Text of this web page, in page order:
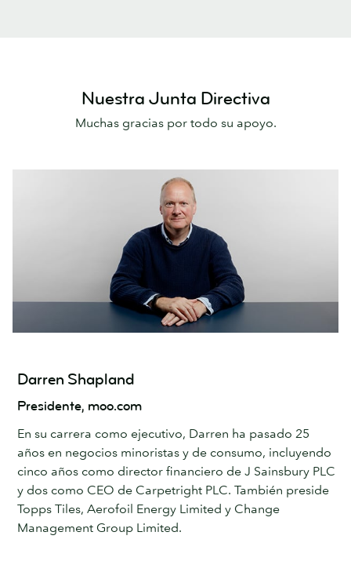
Nuestra Junta Directiva
Muchas gracias por todo su apoyo.
Darren Shapland
Presidente, moo.com
En su carrera como ejecutivo, Darren ha pasado 25
años en negocios minoristas y de consumo, incluyendo
cinco años como director financiero de J Sainsbury PLC
y dos como CEO de Carpetright PLC. También preside
Topps Tiles, Aerofoil Energy Limited y Change
Management Group Limited.